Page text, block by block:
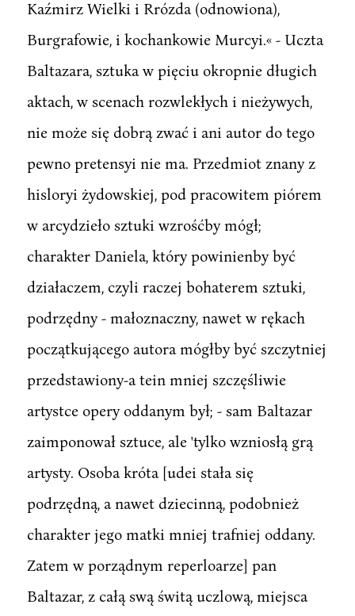
Kaźmirz Wielki i Rrózda (odnowiona),
Burgrafowie, i kochankowie Murcyi.« - Uczta
Baltazara, sztuka w pięciu okropnie długich
aktach, w scenach rozwlekłych i nieżywych,
nie może się dobrą zwać i ani autor do tego
pewno pretensyi nie ma. Przedmiot znany z
hisloryi żydowskiej, pod pracowitem piórem
w arcydzieło sztuki wzrośćby mógł;
charakter Daniela, który powinienby być
działaczem, czyli raczej bohaterem sztuki,
podrzędny - małoznaczny, nawet w rękach
początkującego autora mógłby być szczytniej
przedstawiony-a tein mniej szczęśliwie
artystce opery oddanym był; - sam Baltazar
zaimponował sztuce, ale 'tylko wzniosłą grą
artysty. Osoba króta [udei stała się
podrzędną, a nawet dziecinną, podobnież
charakter jego matki mniej trafniej oddany.
Zatem w porządnym reperloarze] pan
Baltazar, z całą swą świtą uczlową, miejsca